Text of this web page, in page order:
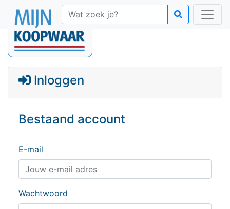
Inloggen
Bestaand account
E-mail
Wachtwoord